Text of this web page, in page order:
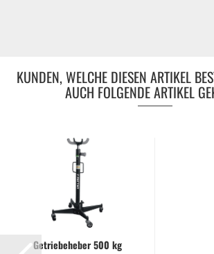
KUNDEN, WELCHE DIESEN ARTIKEL
AUCH FOLGENDE ARTIKEL
Getriebeheber 500 kg